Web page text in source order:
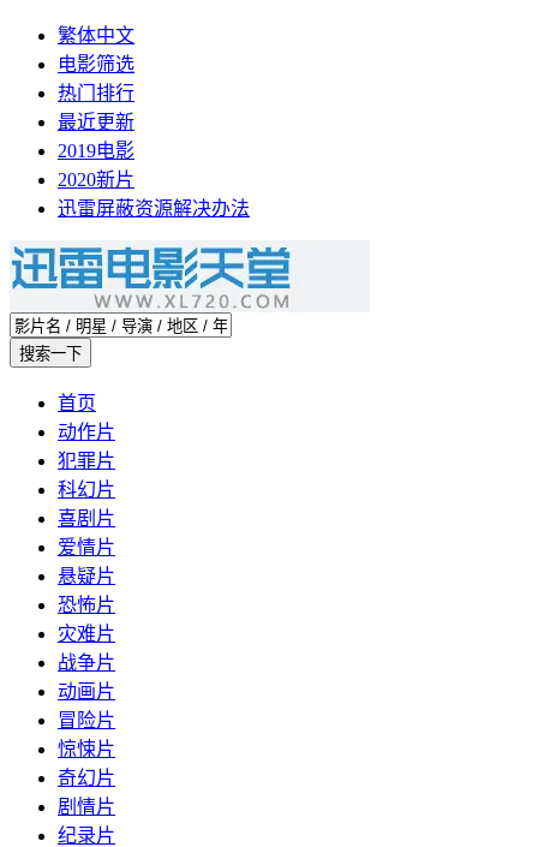
繁体中文
电影筛选
热门排行
最近更新
2019电影
2020新片
迅雷屏蔽资源解决办法
首页
动作片
犯罪片
科幻片
喜剧片
爱情片
悬疑片
恐怖片
灾难片
战争片
动画片
冒险片
惊悚片
奇幻片
剧情片
纪录片